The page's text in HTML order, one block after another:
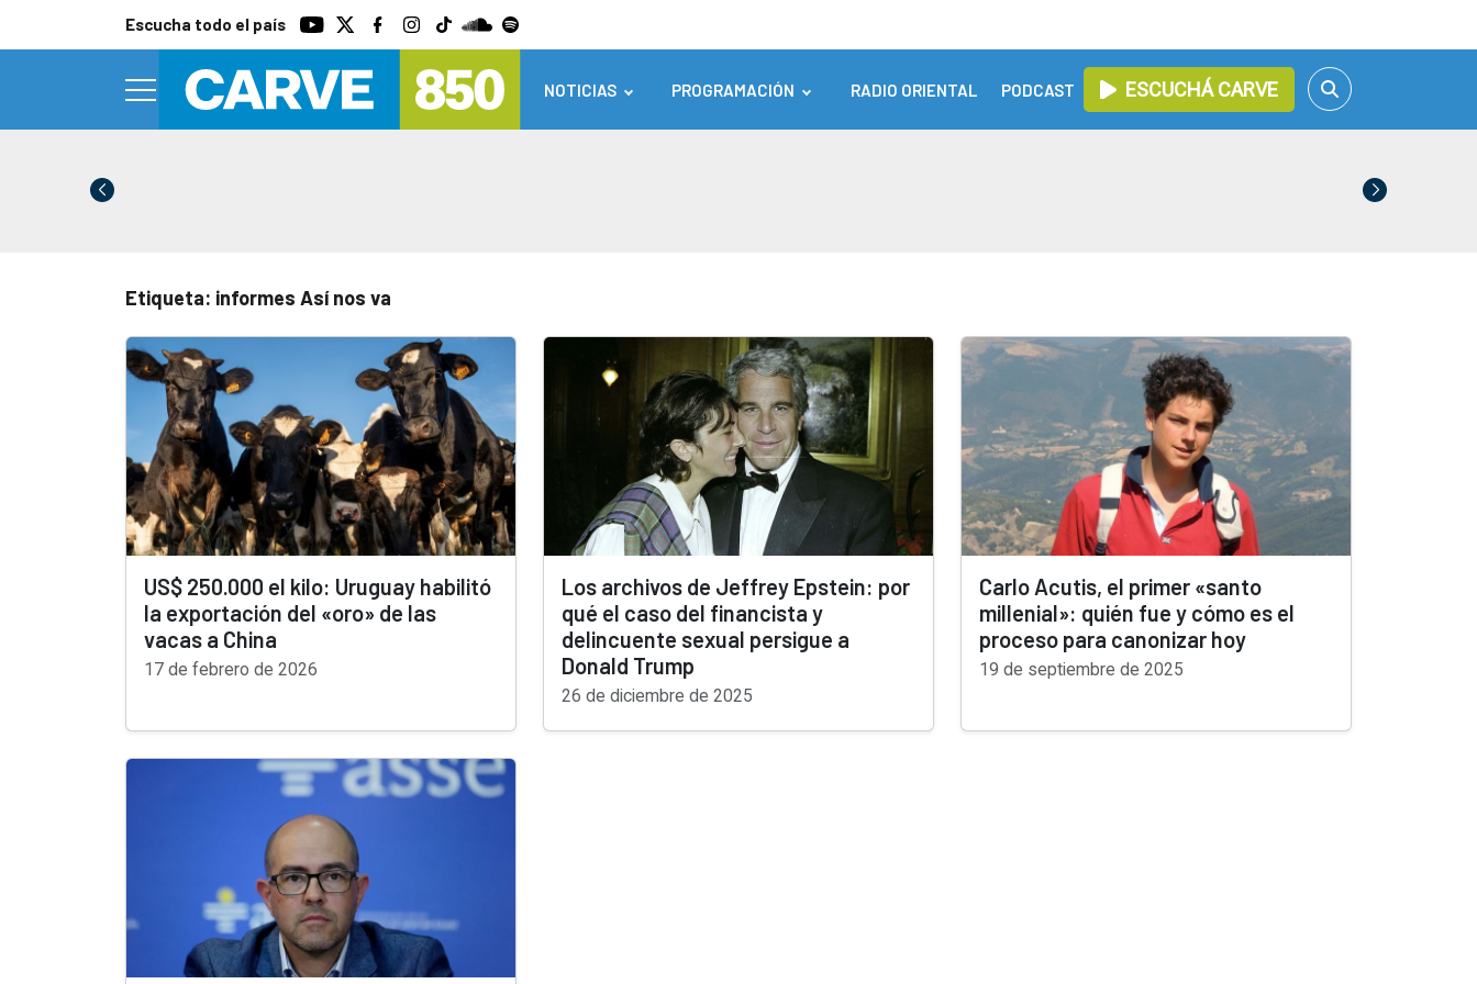
Escucha todo el país
NOTICIAS PROGRAMACIÓN RADIO ORIENTAL PODCAST ESCUCHÁ CARVE
Etiqueta: informes Así nos va
US$ 250.000 el kilo: Uruguay habilitó
la exportación del «oro» de las
vacas a China
17 de febrero de 2026
Los archivos de Jeffrey Epstein: por
qué el caso del financista y
delincuente sexual persigue a
Donald Trump
26 de diciembre de 2025
Carlo Acutis, el primer «santo
millenial»: quién fue y cómo es el
proceso para canonizar hoy
19 de septiembre de 2025